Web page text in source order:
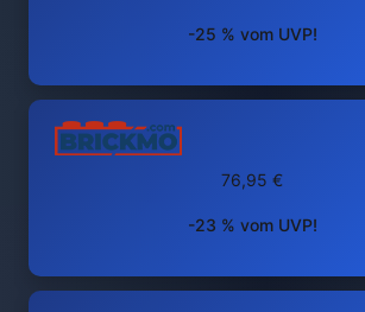
-25 % vom UVP!
76,95 €
-23 % vom UVP!